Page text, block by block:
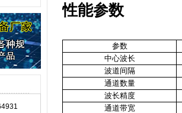
性能参数
参数
中心波长
波道间隔
通道数量
波长精度
通道带宽